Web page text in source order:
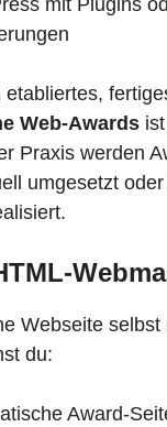
mit Plugins
etabliertes,
Web-Awards
Praxis werden
umgesetzt
Webseite selbst
du:
Award-